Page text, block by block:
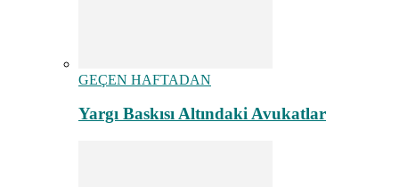
GEÇEN HAFTADAN
Yargı Baskısı Altındaki Avukatlar